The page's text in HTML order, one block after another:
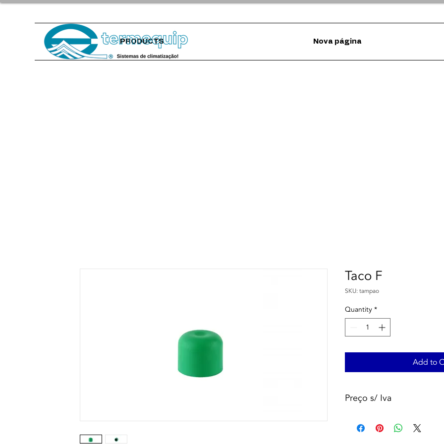
PRODUCTS Nova página
Taco F
SKU: tampao
Quantity *
Add to
Preço s/ Iva